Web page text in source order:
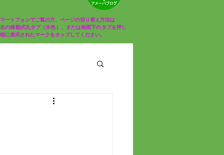
ートフォンでご覧の方、ページの切り替え方法は
の移動式丸タブ（水色）、または画面下のタブを押し
に表示されたマークをタップしてください。​